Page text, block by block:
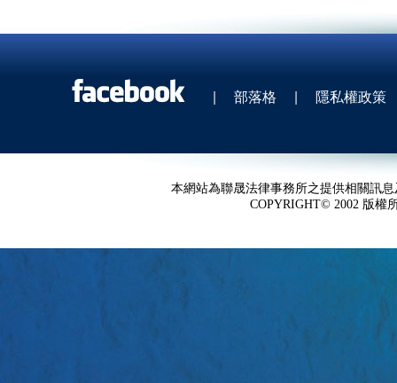
| 部落格 | 隱私權政策
本網站為聯晟法律事務所之提供相關訊
COPYRIGHT© 2002 版權